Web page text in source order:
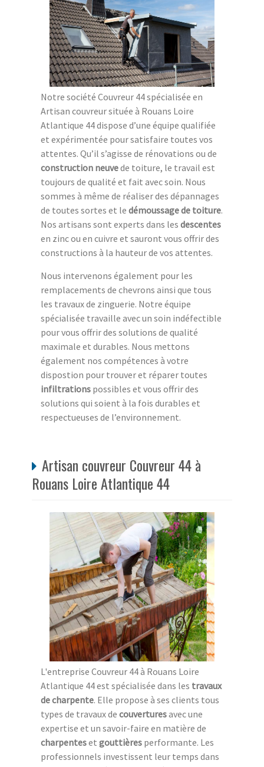
Notre société Couvreur 44 spécialisée en
Artisan couvreur située à Rouans Loire
Atlantique 44 dispose d’une équipe qualifiée
et expérimentée pour satisfaire toutes vos
attentes. Qu’il s’agisse de rénovations ou de
construction neuvede toiture, le travail est
toujours de qualité et fait avec soin. Nous
sommes à même de réaliser des dépannages
de toutes sortes et le démoussage de toiture.
Nos artisans sont experts dans les descentes
en zinc ou en cuivre et sauront vous offrir des
constructions à la hauteur de vos attentes.
Nous intervenons également pour les
remplacements de chevrons ainsi que tous
les travaux de zinguerie. Notre équipe
spécialisée travaille avec un soin indéfectible
pour vous offrir des solutions de qualité
maximale et durables. Nous mettons
également nos compétences à votre
dispostion pour trouver et réparer toutes
infiltrations possibles et vous offrir des
solutions qui soient à la fois durables et
respectueuses de l’environnement.
Artisan couvreur Couvreur 44 à
Rouans Loire Atlantique 44
L'entreprise Couvreur 44 à Rouans Loire
Atlantique 44 est spécialisée dans les travaux
de charpente. Elle propose à ses clients tous
types de travaux de couverturesavec une
expertise et un savoir-faire en matière de
charpenteset gouttières performante. Les
professionnels investissent leur temps dans